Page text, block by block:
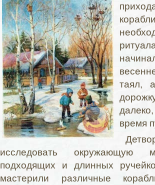
таял,
время
исследовать окружающую
подходящих и длинных
мастерили различные